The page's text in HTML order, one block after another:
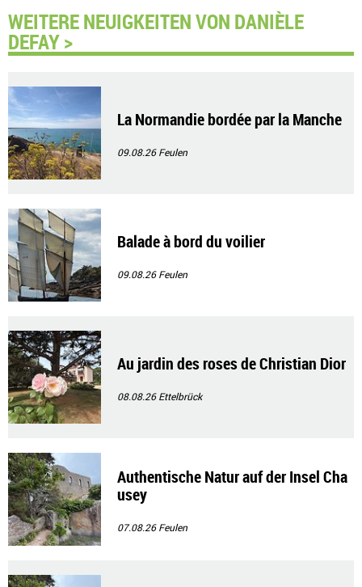
WEITERE NEUIGKEITEN VON DANIÈLE
DEFAY >
La Normandie bordée par la Manche
09.08.26Feulen
Balade à bord du voilier
09.08.26Feulen
Au jardin des roses de Christian Dior
08.08.26Ettelbrück
Authentische Natur auf der Insel Cha
usey
07.08.26Feulen